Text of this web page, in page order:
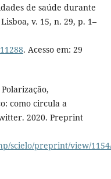
de saúde durante
v. 15, n. 29, p. 1–
. Acesso em: 29
Polarização,
como circula a
2020. Preprint
scielo/preprint/view/